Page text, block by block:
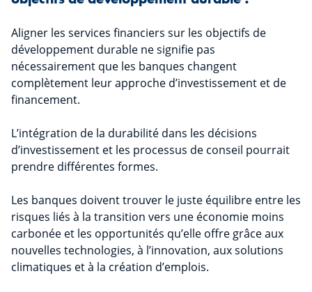
Aligner les services financiers sur les objectifs de
développement durable ne signifie pas
nécessairement que les banques changent
complètement leur approche d’investissement et de
financement.
L’intégration de la durabilité dans les décisions
d’investissement et les processus de conseil pourrait
prendre différentes formes.
Les banques doivent trouver le juste équilibre entre les
risques liés à la transition vers une économie moins
carbonée et les opportunités qu’elle offre grâce aux
nouvelles technologies, à l’innovation, aux solutions
climatiques et à la création d’emplois.